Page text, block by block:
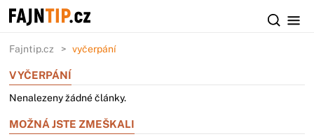
Fajntip.cz vyčerpání
VYČERPÁNÍ
Nenalezeny žádné články.
MOŽNÁ JSTE ZMEŠKALI